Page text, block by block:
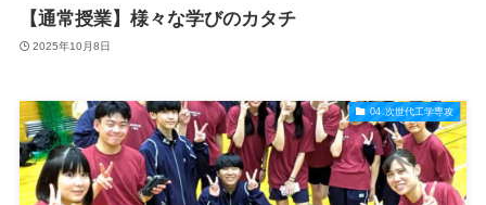
【通常授業】様々な学びのカタチ
2025年10月8日
04.次世代工学専攻